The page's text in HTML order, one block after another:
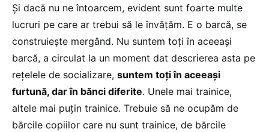
Și dacă nu ne întoarcem, evident sunt foarte multe
lucruri pe care ar trebui să le învățăm. E o barcă, se
construiește mergând. Nu suntem toți în aceeași
barcă, a circulat la un moment dat descrierea asta pe
rețelele de socializare, suntem toți în aceeași
furtună, dar în bănci diferite. Unele mai trainice,
altele mai puțin trainice. Trebuie să ne ocupăm de
bărcile copiilor care nu sunt trainice, de bărcile